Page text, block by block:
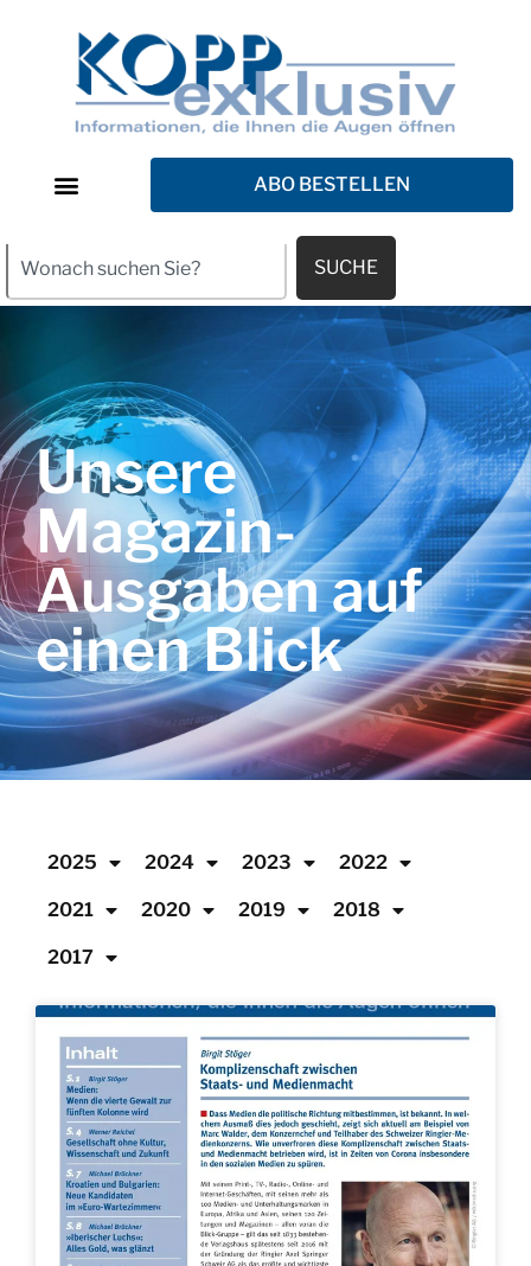
ABO BESTELLEN
SUCHE
Unsere
Magazin-
Ausgaben auf
einen Blick
2025 2024 2023 2022
2021 2020 2019 2018
2017